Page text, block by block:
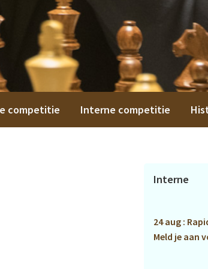
competitie Interne competitie
Primaire
Interne
24 aug :
Meld je aan